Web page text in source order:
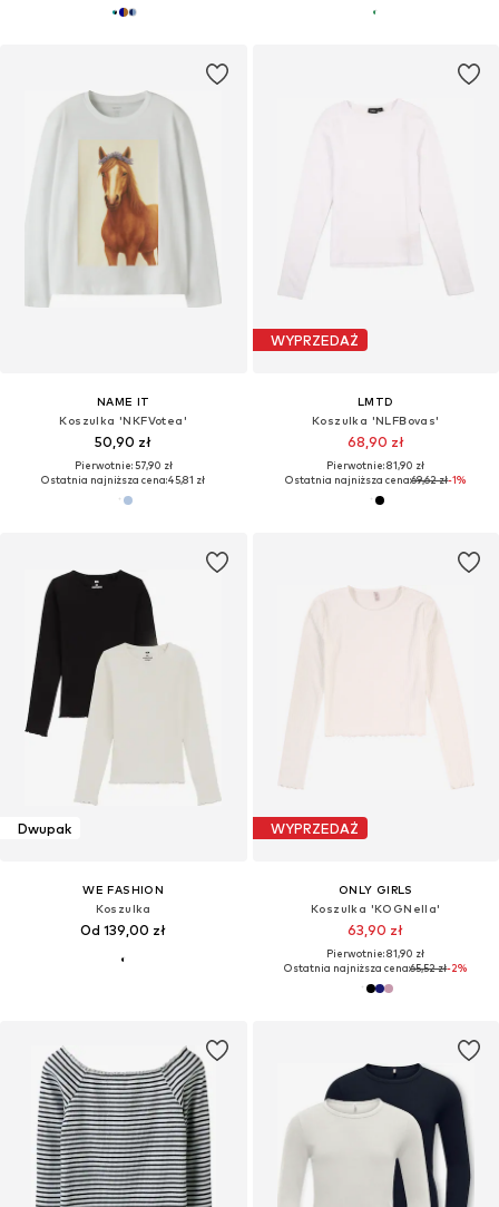
NAME IT
Koszulka 'NKFVotea'
50,90 zł
Pierwotnie: 57,90 zł
Ostatnia najniższa cena:45,81 zł
WYPRZEDAŻ
LMTD
Koszulka 'NLFBovas'
68,90 zł
Pierwotnie: 81,90 zł
Ostatnia najniższa cena:69,62 zł-1%
Dwupak
WE FASHION
Koszulka
Od 139,00 zł
WYPRZEDAŻ
ONLY GIRLS
Koszulka 'KOGNella'
63,90 zł
Pierwotnie: 81,90 zł
Ostatnia najniższa cena:65,52 zł-2%